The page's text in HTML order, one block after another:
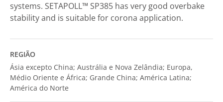
systems. SETAPOLL™ SP385 has very good overbake
stability and is suitable for corona application.
REGIÃO
Ásia excepto China; Austrália e Nova Zelândia; Europa,
Médio Oriente e África; Grande China; América Latina;
América do Norte